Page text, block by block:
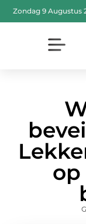
Zondag 9 Augustus
op